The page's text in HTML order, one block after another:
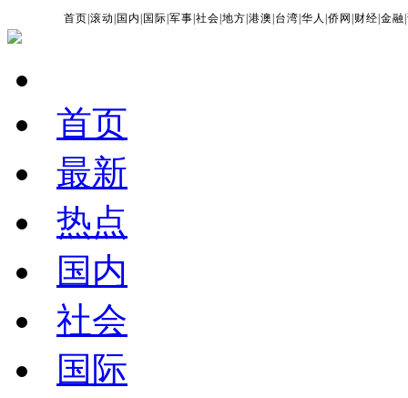
首页 |滚动 国内 国际 |军事 |社会 |地方 |港澳 台湾 |华人 |侨网 财经 |金融 |
首页
最新
热点
国内
社会
国际